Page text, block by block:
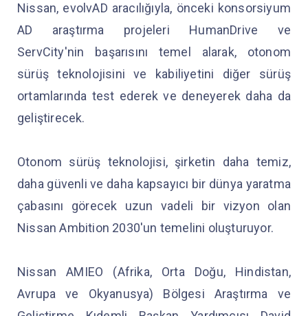
Nissan, evolvAD aracılığıyla, önceki konsorsiyum
AD araştırma projeleri HumanDrive ve
ServCity'nin başarısını temel alarak, otonom
sürüş teknolojisini ve kabiliyetini diğer sürüş
ortamlarında test ederek ve deneyerek daha da
geliştirecek.
Otonom sürüş teknolojisi, şirketin daha temiz,
daha güvenli ve daha kapsayıcı bir dünya yaratma
çabasını görecek uzun vadeli bir vizyon olan
Nissan Ambition 2030'un temelini oluşturuyor.
Nissan AMIEO (Afrika, Orta Doğu, Hindistan,
Avrupa ve Okyanusya) Bölgesi Araştırma ve